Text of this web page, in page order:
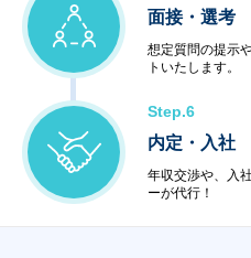
・ハードウェア販売
・ソフトウェア販売
面接・選考
想定質問の提示
トいたします。
Step.6
内定・入社
年収交渉や、入
ーが代行！